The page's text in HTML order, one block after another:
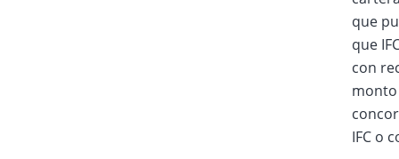
que
que
con
IFC o